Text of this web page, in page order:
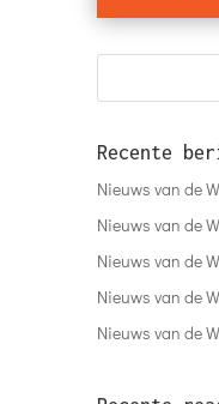
Recente
Nieuws van de
Nieuws van de
Nieuws van de
Nieuws van de
Nieuws van de